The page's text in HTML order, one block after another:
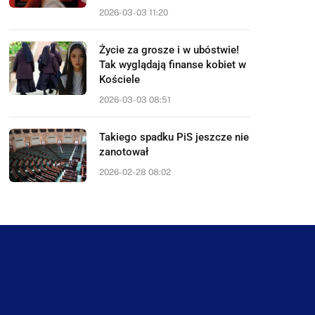
2026-03-03 11:20
Życie za grosze i w ubóstwie!
Tak wyglądają finanse kobiet w
Kościele
2026-03-03 08:51
Takiego spadku PiS jeszcze nie
zanotował
2026-02-28 08:02